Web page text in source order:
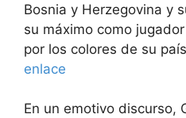
Bosnia y Herzegovina y
su máximo como
por los colores de su
enlace
En un emotivo discurso,